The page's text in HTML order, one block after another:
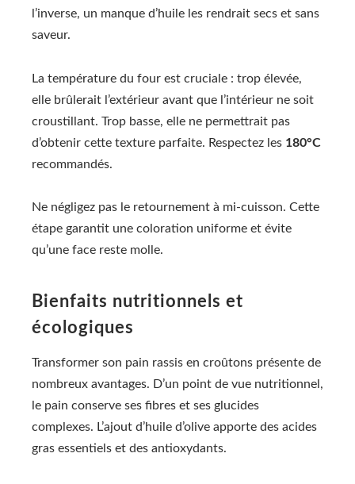
l’inverse, un manque d’huile les rendrait secs et sans
saveur.
La température du four est cruciale : trop élevée,
elle brûlerait l’extérieur avant que l’intérieur ne soit
croustillant. Trop basse, elle ne permettrait pas
d’obtenir cette texture parfaite. Respectez les 180°C
recommandés.
Ne négligez pas le retournement à mi-cuisson. Cette
étape garantit une coloration uniforme et évite
qu’une face reste molle.
Bienfaits nutritionnels et
écologiques
Transformer son pain rassis en croûtons présente de
nombreux avantages. D’un point de vue nutritionnel,
le pain conserve ses fibres et ses glucides
complexes. L’ajout d’huile d’olive apporte des acides
gras essentiels et des antioxydants.